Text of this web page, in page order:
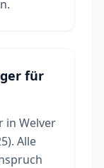
für
in Welver
Alle